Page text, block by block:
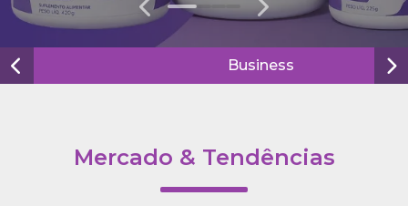
0 1 2 3
Business
Mercado & Tendências